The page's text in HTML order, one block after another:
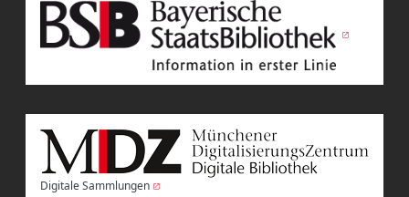
Digitale Sammlungen